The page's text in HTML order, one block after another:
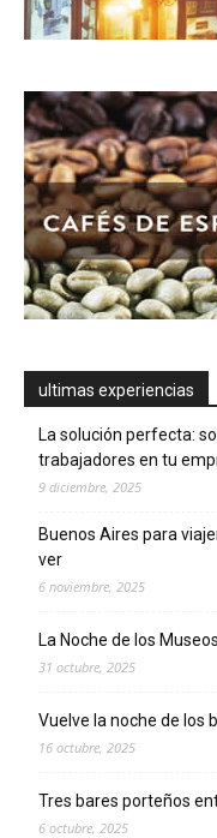
ultimas experiencias
La solución perfecta:
trabajadores en tu
9 diciembre, 2025
Buenos Aires para
ver
6 noviembre, 2025
La Noche de los
31 octubre, 2025
Vuelve la noche de los
16 octubre, 2025
Tres bares porteños
6 octubre, 2025